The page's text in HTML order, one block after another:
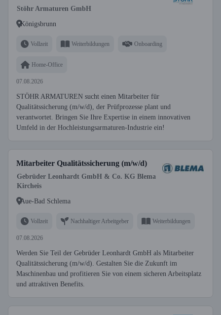
Stöhr Armaturen GmbH
Königsbrunn
Vollzeit Weiterbildungen Onboarding
Home-Office
07.08.2026
STÖHR ARMATUREN sucht einen Mitarbeiter für
Qualitätssicherung (m/w/d), der Prüfprozesse plant und
verantwortet. Bringen Sie Ihre Expertise in einem innovativen
Umfeld in der Hochleistungsarmaturen-Industrie ein!
Mitarbeiter Qualitätssicherung (m/w/d)
Gebrüder Leonhardt GmbH & Co. KG Blema
Kircheis
Aue-Bad Schlema
Vollzeit Nachhaltiger Arbeitgeber Weiterbildungen
07.08.2026
Werden Sie Teil der Gebrüder Leonhardt GmbH als Mitarbeiter
Qualitätssicherung (m/w/d). Gestalten Sie die Zukunft im
Maschinenbau und profitieren Sie von einem sicheren Arbeitsplatz
und attraktiven Benefits.